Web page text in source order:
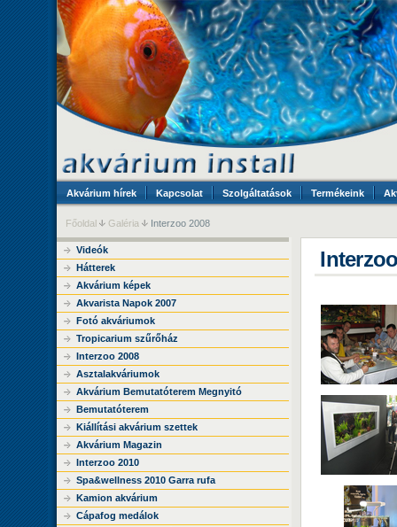
Akvárium hírek Kapcsolat Szolgáltatások Termékeink
Főoldal Galéria Interzoo 2008
Videók
Hátterek
Akvárium képek
Akvarista Napok 2007
Fotó akváriumok
Tropicarium szűrőház
Interzoo 2008
Asztalakváriumok
Akvárium Bemutatóterem Megnyitó
Bemutatóterem
Kiállítási akvárium szettek
Akvárium Magazin
Interzoo 2010
Spa&wellness 2010 Garra rufa
Kamion akvárium
Cápafog medálok